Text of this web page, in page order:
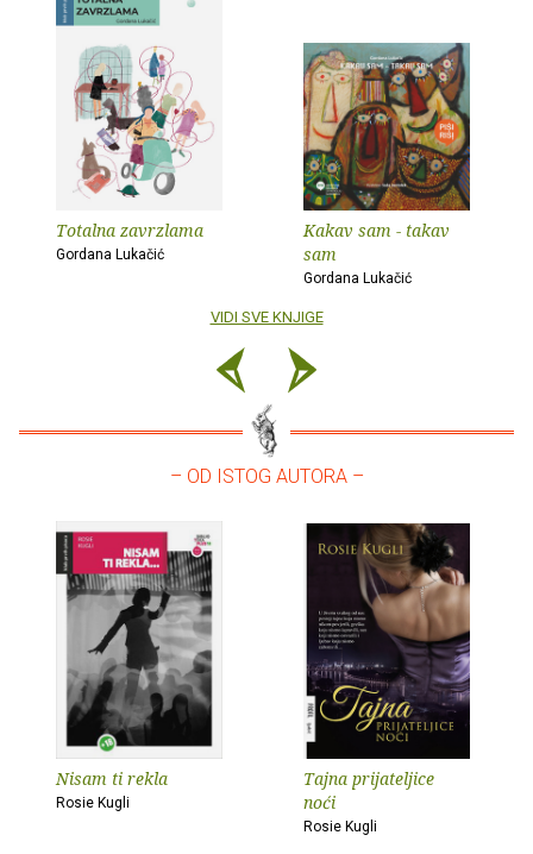
Totalna zavrzlama
Gordana Lukačić
Kakav sam - takav
sam
Gordana Lukačić
VIDI SVE KNJIGE
– OD ISTOG AUTORA –
Nisam ti rekla
Rosie Kugli
Tajna prijateljice
noći
Rosie Kugli